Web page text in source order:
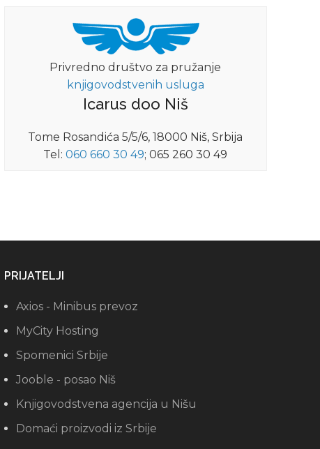
Privredno društvo za pružanje
knjigovodstvenih usluga
Icarus doo Niš
Tome Rosandića 5/5/6, 18000 Niš, Srbija
Tel:060 660 30 49; 065 260 30 49
PRIJATELJI
Axios - Minibus prevoz
MyCity Hosting
Spomenici Srbije
Jooble - posao Niš
Knjigovodstvena agencija u Nišu
Domaći proizvodi iz Srbije